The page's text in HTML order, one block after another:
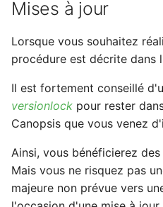
Mises à jour
Lorsque vous souhaitez
procédure est décrite dans
Il est fortement conseillé
versionlock pour rester
Canopsis que vous venez
Ainsi, vous bénéficierez
Mais vous ne risquez pas
majeure non prévue vers